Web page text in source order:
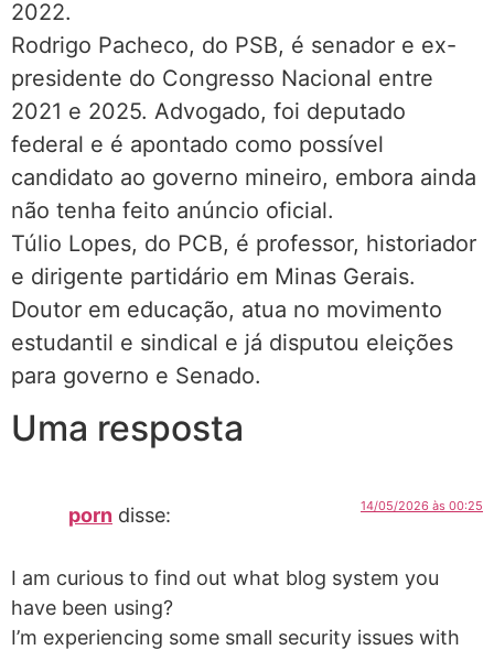
2022.
Rodrigo Pacheco, do PSB, é senador e ex-
presidente do Congresso Nacional entre
2021 e 2025. Advogado, foi deputado
federal e é apontado como possível
candidato ao governo mineiro, embora ainda
não tenha feito anúncio oficial.
Túlio Lopes, do PCB, é professor, historiador
e dirigente partidário em Minas Gerais.
Doutor em educação, atua no movimento
estudantil e sindical e já disputou eleições
para governo e Senado.
Uma resposta
porn disse: 14/05/2026 às 00:25
I am curious to find out what blog system you
have been using?
I’m experiencing some small security issues with